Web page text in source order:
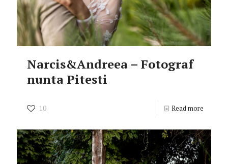
Narcis&Andreea – Fotograf
nunta Pitesti
10 Read more